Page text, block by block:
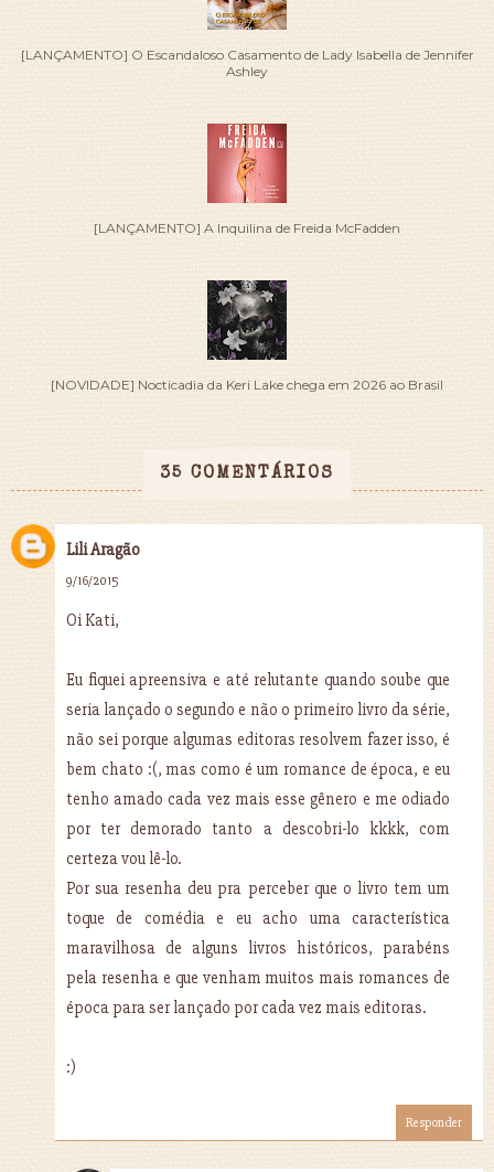
[LANÇAMENTO] O Escandaloso Casamento de Lady Isabella de Jennifer
Ashley
[LANÇAMENTO] A Inquilina de Freida McFadden
[NOVIDADE] Nocticadia da Keri Lake chega em 2026 ao Brasil
35 COMENTÁRIOS
Lili Aragão
9/16/2015
Oi Kati,
Eu fiquei apreensiva e até relutante quando soube que
seria lançado o segundo e não o primeiro livro da série,
não sei porque algumas editoras resolvem fazer isso, é
bem chato :(, mas como é um romance de época, e eu
tenho amado cada vez mais esse gênero e me odiado
por ter demorado tanto a descobri-lo kkkk, com
certeza vou lê-lo.
Por sua resenha deu pra perceber que o livro tem um
toque de comédia e eu acho uma característica
maravilhosa de alguns livros históricos, parabéns
pela resenha e que venham muitos mais romances de
época para ser lançado por cada vez mais editoras.
:)
Responder